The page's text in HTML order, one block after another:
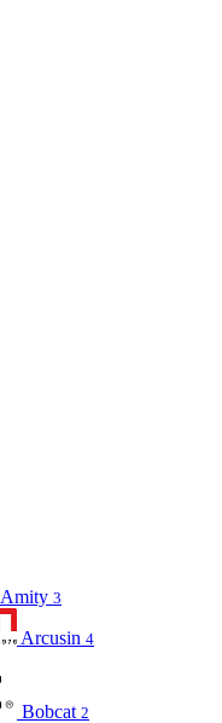
Amity 3
Arcusin 4
Bobcat 2